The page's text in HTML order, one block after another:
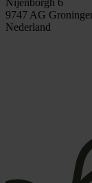
Nijenborgh 6
9747 AG
Nederland